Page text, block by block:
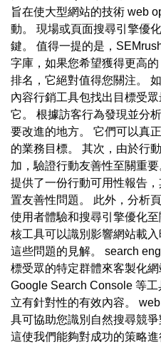
旨在使大型網站的技術 web
動。 現場或頁面搜尋引擎優
鍵。 值得一提的是，
字庫，如果您希望獲得更高
排名，它絕對值得您關注。
內容行銷工具包找出目標受
它。 根據訪客行為發現並分
要改進的地方。 它們可以真
的業務目標。 其次，由於行
加，驗證行動友善性至關重
提供了一份行動可用性報告
置友善性問題。 此外，分析
使用者體驗和搜尋引擎優化
核工具可以識別影響網站載
這些問題的見解。 search
標受眾的特定群體來客製化
Google Search Console 等
立有針對性的有效內容。
具可協助您識別自然搜尋競
這使我們能夠對成功的策略